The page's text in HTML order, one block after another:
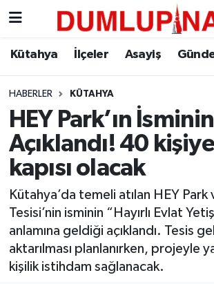
Kütahya İlçeler Asayiş
HABERLER KÜTAHYA
HEY Park’ın İsminin
Açıklandı! 40
kapısı olacak
Kütahya’da temeli atılan HEY Park
Tesisi’nin isminin “Hayırlı Evlat
anlamına geldiği açıklandı. Tesis
aktarılması planlanırken, projeyle
kişilik istihdam sağlanacak.
Asayiş
Diğer
Dünya
Ekonomi
Eleman
Emlak
Kütahya Hava Durumu
Kütahya Trafik Yoğunluk Haritası
Süper Lig Puan Durumu ve
Tüm Manşetler
Son Dakika Haberleri
Haber Arşivi